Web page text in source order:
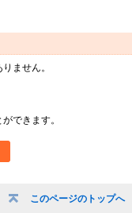
このページのトップへ
ません。
できます。